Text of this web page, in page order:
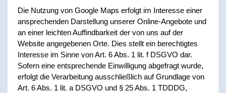
Die Nutzung von Google Maps erfolgt im Interesse einer
ansprechenden Darstellung unserer Online-Angebote und
an einer leichten Auffindbarkeit der von uns auf der
Website angegebenen Orte. Dies stellt ein berechtigtes
Interesse im Sinne von Art. 6 Abs. 1 lit. f DSGVO dar.
Sofern eine entsprechende Einwilligung abgefragt wurde,
erfolgt die Verarbeitung ausschließlich auf Grundlage von
Art. 6 Abs. 1 lit. a DSGVO und § 25 Abs. 1 TDDDG,